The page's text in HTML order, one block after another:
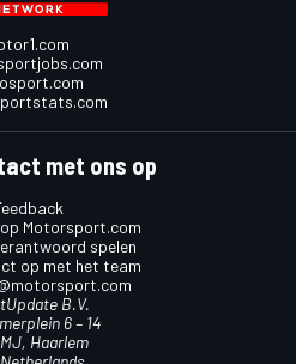
met ons op
Motorsport.com
spelen
op met het team
B.V.
6 – 14
MJ, Haarlem